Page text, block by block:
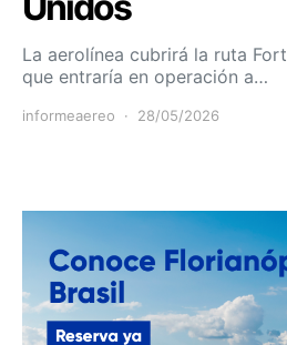
La aerolínea cubrirá la ruta
que entraría en operación a…
informeaereo 28/05/2026